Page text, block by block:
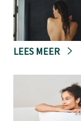
LEES MEER